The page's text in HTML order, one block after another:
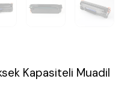
Kapasiteli Muadil